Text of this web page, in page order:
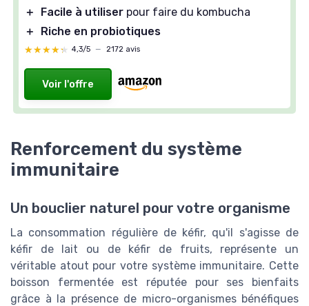
＋
Facile à utiliser pour faire du kombucha
＋
Riche en probiotiques
★★★★★
★★★★★ 4,3/5 — 2172 avis
Voir l'offre
Renforcement du système
immunitaire
Un bouclier naturel pour votre organisme
La consommation régulière de kéfir, qu'il s'agisse de
kéfir de lait ou de kéfir de fruits, représente un
véritable atout pour votre système immunitaire. Cette
boisson fermentée est réputée pour ses bienfaits
grâce à la présence de micro-organismes bénéfiques